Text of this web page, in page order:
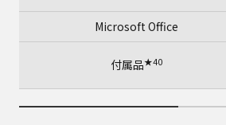
Microsoft Office
付属品★40